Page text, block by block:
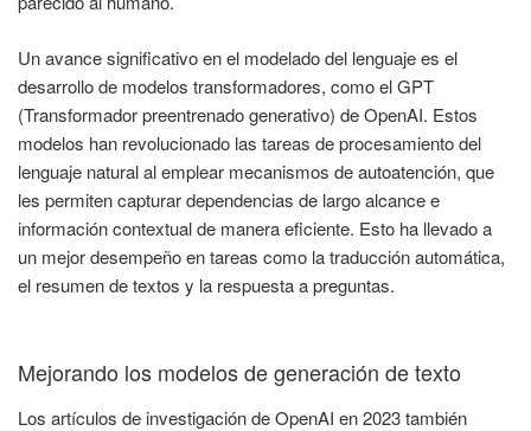
Un avance significativo en el modelado del lenguaje es el
desarrollo de modelos transformadores, como el GPT
(Transformador preentrenado generativo) de OpenAI. Estos
modelos han revolucionado las tareas de procesamiento del
lenguaje natural al emplear mecanismos de autoatención, que
les permiten capturar dependencias de largo alcance e
información contextual de manera eficiente. Esto ha llevado a
un mejor desempeño en tareas como la traducción automática,
el resumen de textos y la respuesta a preguntas.
Mejorando los modelos de generación de texto
Los artículos de investigación de OpenAI en 2023 también